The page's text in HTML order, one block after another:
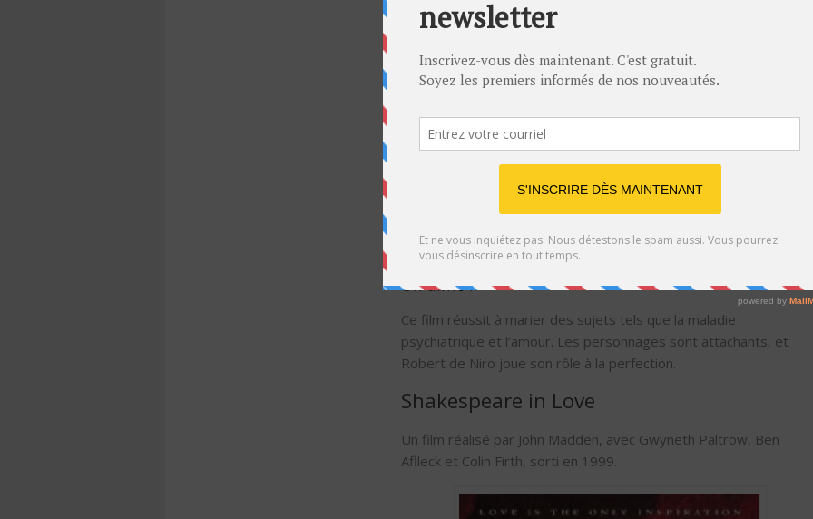
Happiness Therapy
L’histoire ?
Pat, un homme ayant tout perdu dans la vie, va essayer de
l’aider àreconquérir son ex, en échange d’une requête
On aime :
Ce film réussit à marier des sujets tels que la maladie
psychiatrique et l’amour. Les personnages sont attachants, et
Robert de Niro joue son rôle à la perfection.
Shakespeare in Love
Un film réalisé par John Madden, avec Gwyneth Paltrow, Ben
Aflleck et Colin Firth, sorti en 1999.